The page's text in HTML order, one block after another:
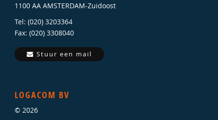
1100 AA AMSTERDAM-Zuidoost
Tel: (020) 3203364
Fax: (020) 3308040
Stuur een mail
LOGACOM BV
© 2026